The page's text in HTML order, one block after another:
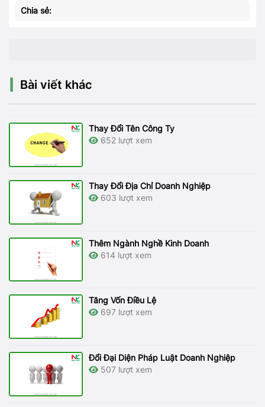
Chia sẻ:
Bài viết khác
Thay Đổi Tên Công Ty
652 lượt xem
Thay Đổi Địa Chỉ Doanh Nghiệp
603 lượt xem
Thêm Ngành Nghề Kinh Doanh
614 lượt xem
Tăng Vốn Điều Lệ
697 lượt xem
Đổi Đại Diện Pháp Luật Doanh Nghiệp
507 lượt xem